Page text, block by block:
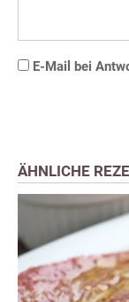
E-Mail bei
ÄHNLICHE